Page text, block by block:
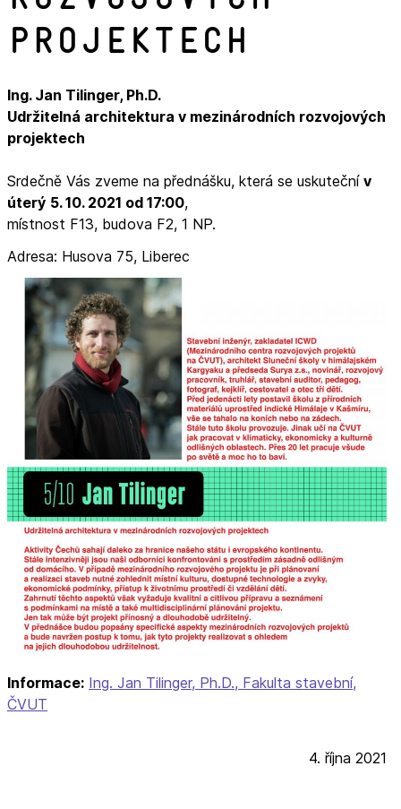
projektech
Ing. Jan Tilinger, Ph.D.
Udržitelná architektura v mezinárodních rozvojových
projektech
Srdečně Vás zveme na přednášku, která se uskuteční v
úterý 5. 10. 2021 od 17:00,
místnost F13, budova F2, 1 NP.
Adresa: Husova 75, Liberec
Informace: Ing. Jan Tilinger, Ph.D., Fakulta stavební,
ČVUT
4. října 2021